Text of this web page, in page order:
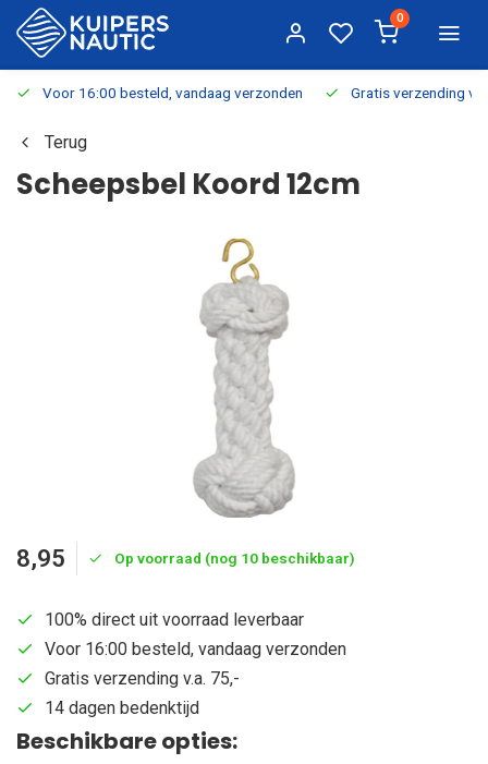
0
Voor 16:00 besteld, vandaag verzonden Gratis verzending
Terug
Scheepsbel Koord 12cm
8,95 Op voorraad (nog 10 beschikbaar)
100% direct uit voorraad leverbaar
Voor 16:00 besteld, vandaag verzonden
Gratis verzending v.a. 75,-
14 dagen bedenktijd
Beschikbare opties: